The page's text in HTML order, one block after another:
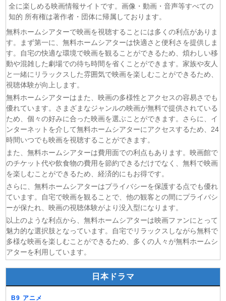
(07/08)ひまわり 第95話
(07/08)マッサン 第19話
(07/08)風、薫る 第95話
(07/08)夫婦と16歳〜狂気の隣人〜 第6話
(07/08) 今から、親友やめようか。 第7話
(07/08) 未婚詐欺 私の知らない彼の顔 第4話
(07/08)ヤニねこ 第6話
(07/08)追放された転生重騎士はゲーム知識で無双する 第6話
(06/08)一緒にごはんをたべるだけ 第6話
(06/08)夫に不倫をお願いされました 第5話
(06/08)親愛なる夫へ〜完璧な妻の嘘〜 第6話
(06/08)
師冒険録〜 第7話
全に楽しめる映画情報サイトです。画像・動画・音声等すべての
知的 所有権は著作者・団体に帰属しております。
無料ホームシアターで映画を視聴することには多くの利点がありま
す。まず第一に、無料ホームシアターは快適さと便利さを提供しま
す。自宅の快適な環境で映画を観ることができるため、煩わしい移
動や混雑した劇場での待ち時間を省くことができます。家族や友人
と一緒にリラックスした雰囲気で映画を楽しむことができるため、
視聴体験が向上します。
無料ホームシアターはまた、映画の多様性とアクセスの容易さでも
優れています。さまざまなジャンルの映画が無料で提供されている
ため、個々の好みに合った映画を選ぶことができます。さらに、イ
ンターネットを介して無料ホームシアターにアクセスするため、24
時間いつでも映画を視聴することができます。
また、無料ホームシアターは費用面での利点もあります。映画館で
のチケット代や飲食物の費用を節約できるだけでなく、無料で映画
を楽しむことができるため、経済的にもお得です。
さらに、無料ホームシアターはプライバシーを保護する点でも優れ
ています。自宅で映画を観ることで、他の観客との間にプライバシ
ーが保たれ、映画の視聴体験がより没入型になります。
以上のような利点から、無料ホームシアターは映画ファンにとって
魅力的な選択肢となっています。自宅でリラックスしながら無料で
多様な映画を楽しむことができるため、多くの人々が無料ホームシ
アターを利用しています。
日本ドラマ
B9 アニメ